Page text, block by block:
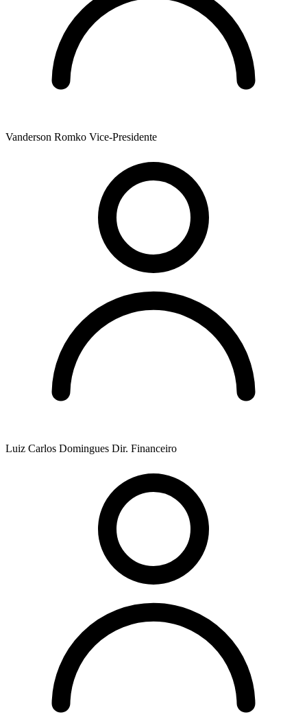
Vanderson Romko Vice-Presidente
Luiz Carlos Domingues Dir. Financeiro